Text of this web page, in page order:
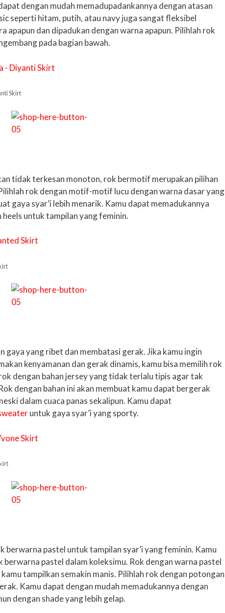
dengan mudah memadupadankannya dengan atasan
seperti hitam, putih, atau navy juga sangat fleksibel
apapun dan dipadukan dengan warna apapun. Pilihlah rok
pada bagian bawah.
Skirt
tidak terkesan monoton, rok bermotif merupakan pilihan
rok dengan motif-motif lucu dengan warna dasar yang
gaya syar’i lebih menarik. Kamu dapat memadukannya
untuk tampilan yang feminin.
gaya yang ribet dan membatasi gerak. Jika kamu ingin
kenyamanan dan gerak dinamis, kamu bisa memilih rok
dengan bahan jersey yang tidak terlalu tipis agar tak
dengan bahan ini akan membuat kamu dapat bergerak
dalam cuaca panas sekalipun. Kamu dapat
untuk gaya syar’i yang sporty.
berwarna pastel untuk tampilan syar’i yang feminin. Kamu
pastel dalam koleksimu. Rok dengan warna pastel
tampilkan semakin manis. Pilihlah rok dengan potongan
Kamu dapat dengan mudah memadukannya dengan
dengan shade yang lebih gelap.